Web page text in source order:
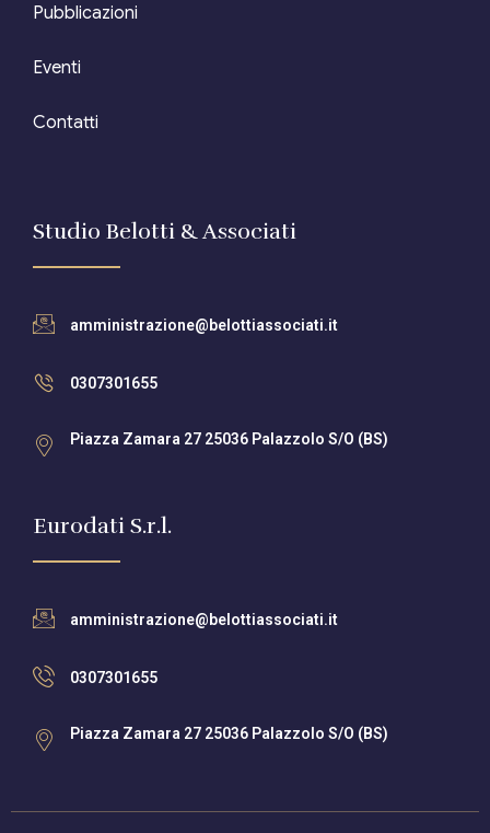
Pubblicazioni
Eventi
Contatti
Studio Belotti & Associati
amministrazione@belottiassociati.it
0307301655
Piazza Zamara 27 25036 Palazzolo S/O (BS)
Eurodati S.r.l.
amministrazione@belottiassociati.it
0307301655
Piazza Zamara 27 25036 Palazzolo S/O (BS)